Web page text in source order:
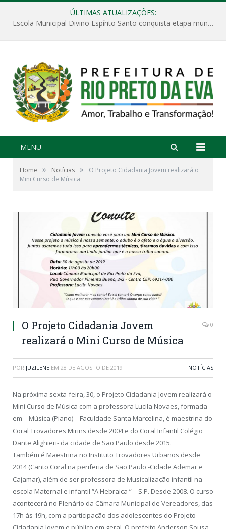
ÚLTIMAS ATUALIZAÇÕES:
Escola Municipal Divino Espírito Santo conquista etapa municipal da V Feira Amazonense de Matemática
MENU
Home » Notícias »
O Projeto Cidadania Jovem realizará o
Mini Curso de Música
O Projeto Cidadania Jovem
realizará o Mini Curso de Música
0
POR JUZILENE EM 28 DE AGOSTO DE 2019 NOTÍCIAS
Na próxima sexta-feira, 30, o Projeto Cidadania Jovem realizará o
Mini Curso de Música com a professora Lucila Novaes, formada
em – Música (Piano) – Faculdade Santa Marcelina, é maestrina do
Coral Trovadores Mirins desde 2004 e do Coral Infantil Colégio
Dante Alighieri- da cidade de São Paulo desde 2015.
Também é Maestrina no Instituto Trovadores Urbanos desde
2014 (Canto Coral na periferia de São Paulo -Cidade Ademar e
Cajamar), além de ser professora de Musicalização infantil na
escola Maternal e infantil “A Hebraica ” – S.P. Desde 2008. O curso
acontecerá no Plenário da Câmara Municipal de Vereadores, das
17h às 19h, com a participação dos adolescentes do Projeto